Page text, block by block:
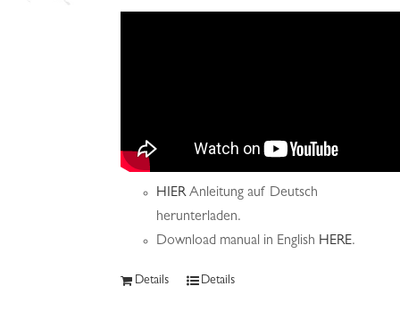
HIERAnleitung auf Deutsch
herunterladen.
Download manual in English HERE.
Details Details